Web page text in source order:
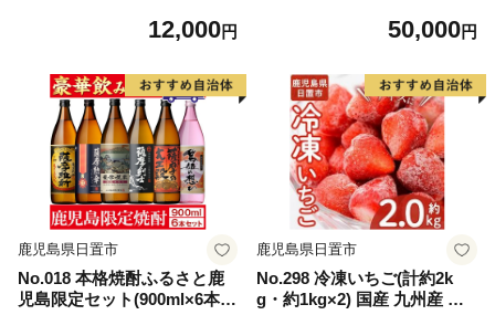
小鶴 リキュール 焼酎 常温 常
12,000円
(計1kg)国産 牛肉 黒毛 和牛
ま日置農協】
50,000円
鹿児島県日置市
No.018 本格焼酎ふるさと鹿
児島限定セット(900ml×6本)
鹿児島県日置市
No.298 冷凍いちご(計約2k
g・約1kg×2) 国産 九州産 苺